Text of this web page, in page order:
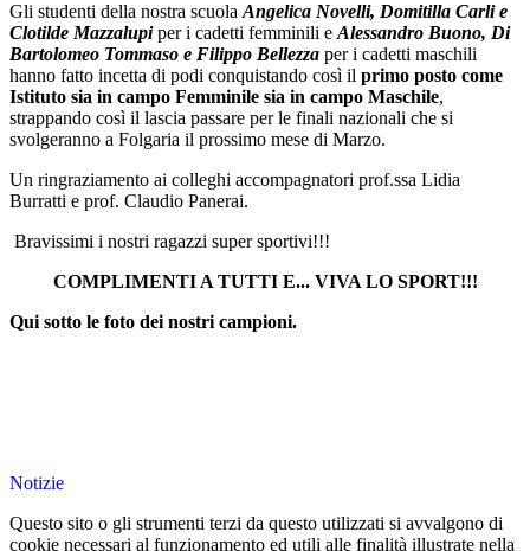
Gli studenti della nostra scuola Angelica Novelli, Domitilla Carli e
Clotilde Mazzalupiper i cadetti femminili e Alessandro Buono, Di
Bartolomeo Tommaso e Filippo Bellezza per i cadetti maschili
hanno fatto incetta di podi conquistando così il primo posto come
Istituto sia in campo Femminile sia in campo Maschile,
strappando così il lascia passare per le finali nazionali che si
svolgeranno a Folgaria il prossimo mese di Marzo.
Un ringraziamento ai colleghi accompagnatori prof.ssa Lidia
Burratti e prof. Claudio Panerai.
Bravissimi i nostri ragazzi super sportivi!!!
COMPLIMENTI A TUTTI E... VIVA LO SPORT!!!
Qui sotto le foto dei nostri campioni.
Notizie
Questo sito o gli strumenti terzi da questo utilizzati si avvalgono di
cookie necessari al funzionamento ed utili alle finalità illustrate nella